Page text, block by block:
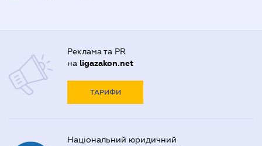
Реклама та PR
на ligazakon.net
ТАРИФИ
Національний юридичний